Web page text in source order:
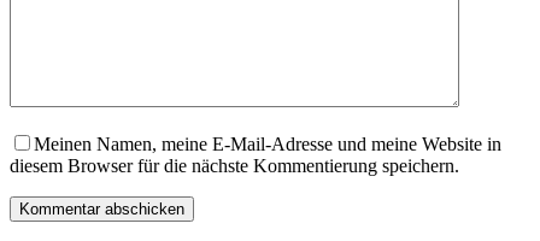
Meinen Namen, meine E-Mail-Adresse und meine Website in
diesem Browser für die nächste Kommentierung speichern.
Kommentar abschicken